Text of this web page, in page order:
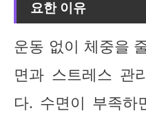
요한 이유
운동 없이 체중을
면과 스트레스 관
다. 수면이 부족하